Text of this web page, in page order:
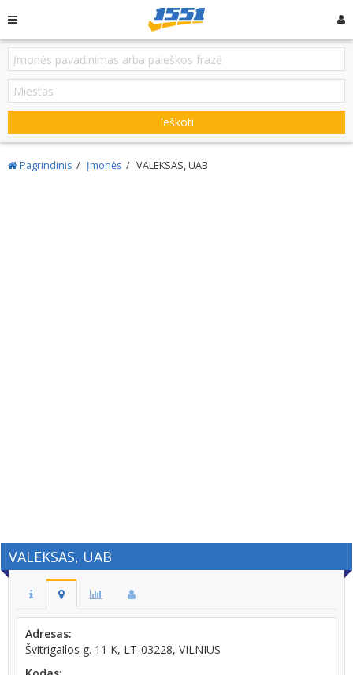
Ieškoti
Pagrindinis Įmonės VALEKSAS, UAB
VALEKSAS, UAB
Adresas:
Švitrigailos g. 11 K, LT-03228, VILNIUS